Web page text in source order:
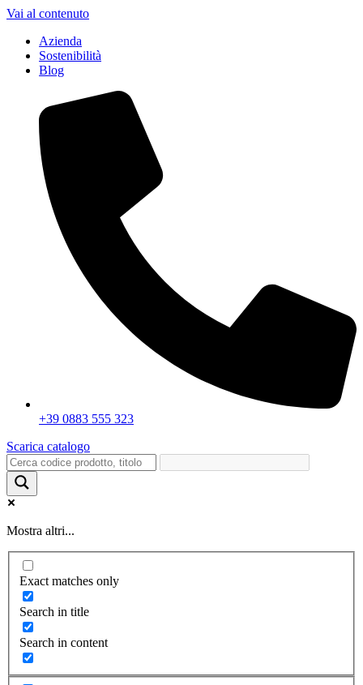
Vai al contenuto
Azienda
Sostenibilità
Blog
+39 0883 555 323
Scarica catalogo
Mostra altri...
Exact matches only
Search in title
Search in content